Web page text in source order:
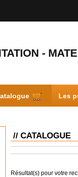
-
Les
// CATALOGUE
Résultat(s) pour votre